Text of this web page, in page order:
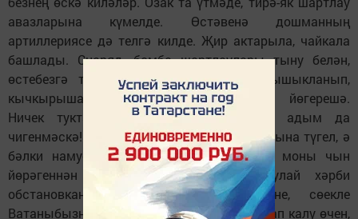
авазларына күмелде. Өстәвенә дошманның
артиллериясе дә телгә килде. Җир актарыла, чайкала
башлады. Снаряд, бомба шартлаулары тыну белән,
өстебезгә танклар ябырылды. Аларга ышыкланып,
кычкырыша-кычкырыша автоматчылар йөгерешә.
Ничек туктатырга мондый яуны? Бер адым да
чигенмәскә! Бу безнең өчен хәрби приказ гына түгел, ә
бәлки намус таләбе иде. Һәр сугышчы моны чын
йөрәгеннән аңлый иде. Әйе, әнә шулай хәрби
обстановканы аңлап, туган җиребезне, сөекле
Ватаныбызны фашизм коллыгыннан саклап калу өчен,